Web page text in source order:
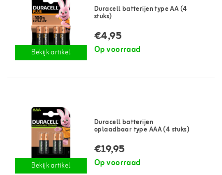
Bekijk artikel
Duracell batterijen type AA (4
stuks)
€4,95
Op voorraad
Bekijk artikel
Duracell batterijen
oplaadbaar type AAA (4 stuks)
€19,95
Op voorraad